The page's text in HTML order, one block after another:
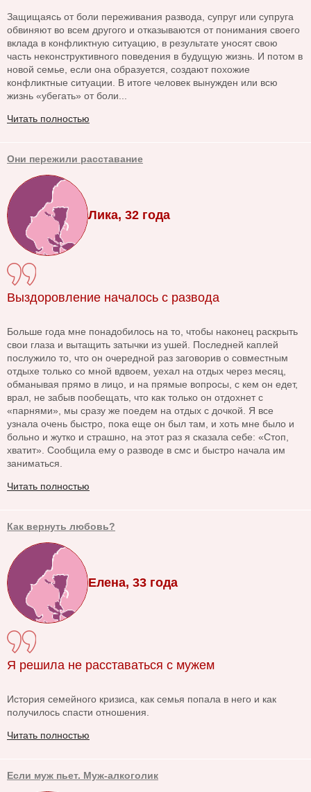
Защищаясь от боли переживания развода, супруг или супруга
обвиняют во всем другого и отказываются от понимания своего
вклада в конфликтную ситуацию, в результате уносят свою
часть неконструктивного поведения в будущую жизнь. И потом в
новой семье, если она образуется, создают похожие
конфликтные ситуации. В итоге человек вынужден или всю
жизнь «убегать» от боли...
Читать полностью
Они пережили расставание
Лика, 32 года
Выздоровление началось с развода
Больше года мне понадобилось на то, чтобы наконец раскрыть
свои глаза и вытащить затычки из ушей. Последней каплей
послужило то, что он очередной раз заговорив о совместным
отдыхе только со мной вдвоем, уехал на отдых через месяц,
обманывая прямо в лицо, и на прямые вопросы, с кем он едет,
врал, не забыв пообещать, что как только он отдохнет с
«парнями», мы сразу же поедем на отдых с дочкой. Я все
узнала очень быстро, пока еще он был там, и хоть мне было и
больно и жутко и страшно, на этот раз я сказала себе: «Стоп,
хватит». Сообщила ему о разводе в смс и быстро начала им
заниматься.
Читать полностью
Как вернуть любовь?
Елена, 33 года
Я решила не расставаться с мужем
История семейного кризиса, как семья попала в него и как
получилось спасти отношения.
Читать полностью
Если муж пьет. Муж-алкоголик